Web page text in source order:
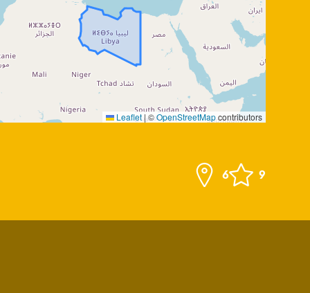
Leaflet|©OpenStreetMapcontributors
6 9